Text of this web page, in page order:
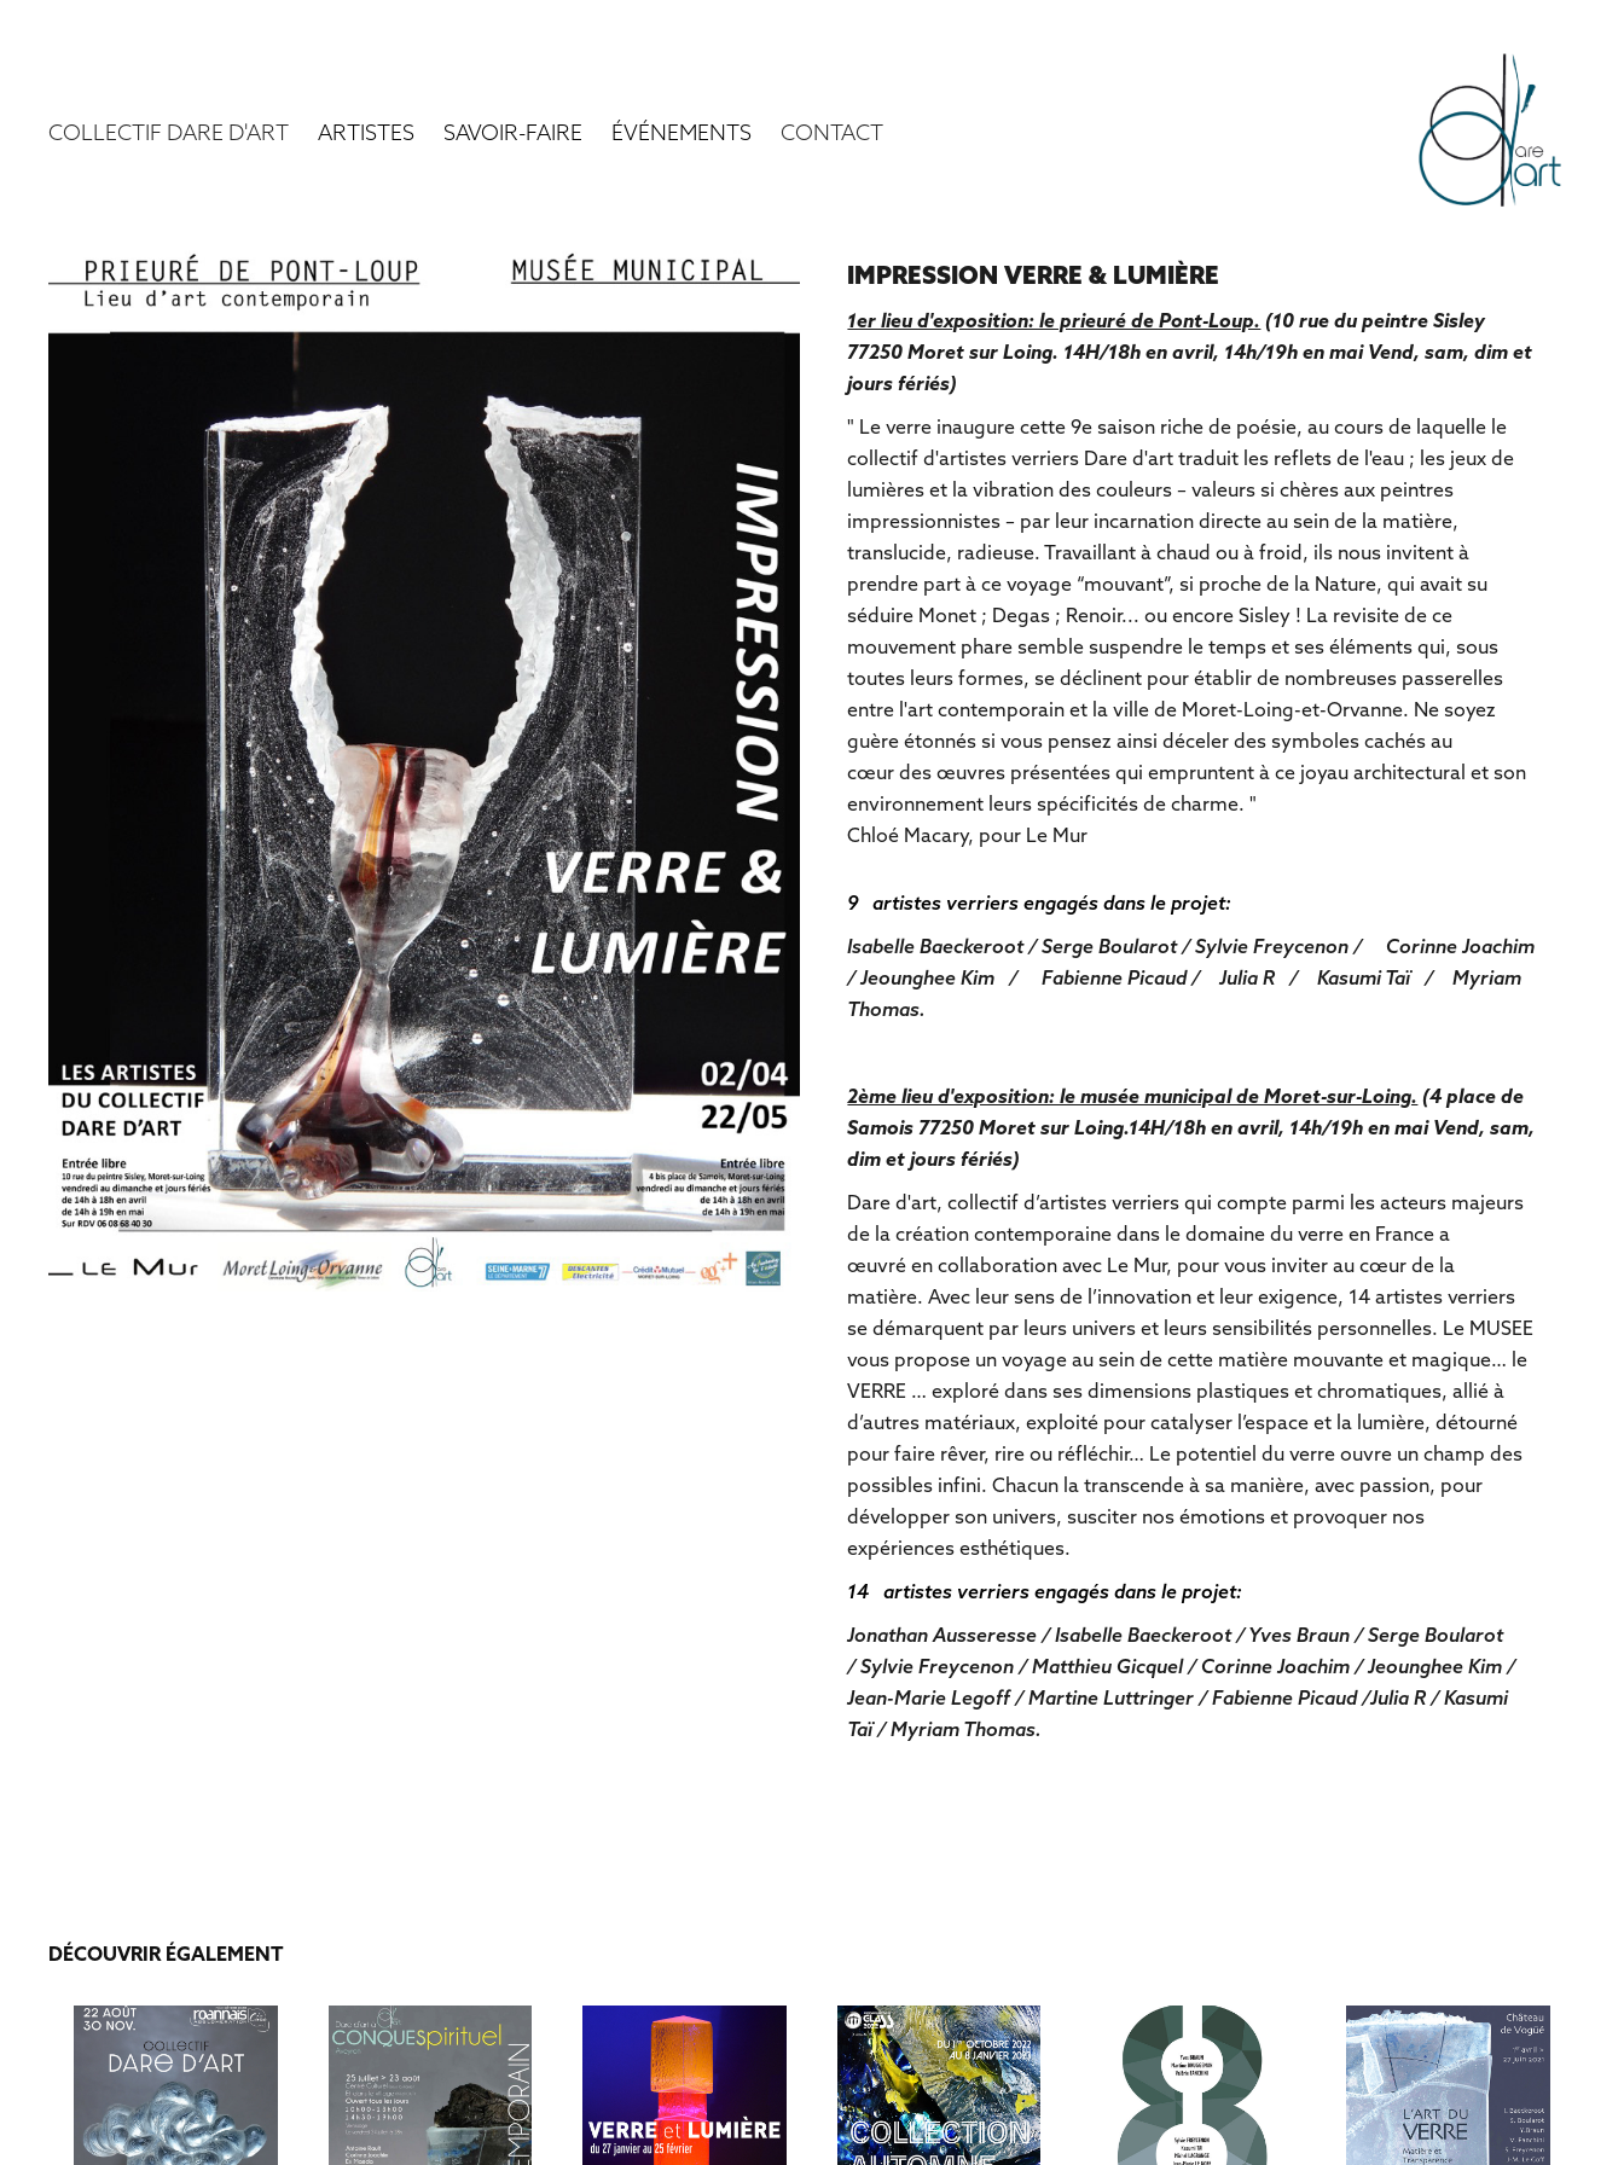
COLLECTIF DARE D'ART ARTISTES SAVOIR-FAIRE ÉVÉNEMENTS CONTACT
IMPRESSION VERRE & LUMIÈRE
1er lieu d'exposition: le prieuré de Pont-Loup. (10 rue du peintre Sisley
77250 Moret sur Loing. 14H/18h en avril, 14h/19h en mai Vend, sam, dim et
jours fériés)
" Le verre inaugure cette 9e saison riche de poésie, au cours de laquelle le
collectif d'artistes verriers Dare d'art traduit les reflets de l'eau ; les jeux de
lumières et la vibration des couleurs – valeurs si chères aux peintres
impressionnistes – par leur incarnation directe au sein de la matière,
translucide, radieuse. Travaillant à chaud ou à froid, ils nous invitent à
prendre part à ce voyage “mouvant”, si proche de la Nature, qui avait su
séduire Monet ; Degas ; Renoir... ou encore Sisley ! La revisite de ce
mouvement phare semble suspendre le temps et ses éléments qui, sous
toutes leurs formes, se déclinent pour établir de nombreuses passerelles
entre l'art contemporain et la ville de Moret-Loing-et-Orvanne. Ne soyez
guère étonnés si vous pensez ainsi déceler des symboles cachés au
cœur des œuvres présentées qui empruntent à ce joyau architectural et son
environnement leurs spécificités de charme. "
Chloé Macary, pour Le Mur
9 artistes verriers engagés dans le projet:
Isabelle Baeckeroot / Serge Boularot / Sylvie Freycenon / Corinne Joachim
/ Jeounghee Kim / Fabienne Picaud / Julia R / Kasumi Taï / Myriam
Thomas.
2ème lieu d'exposition: le musée municipal de Moret-sur-Loing. (4 place de
Samois 77250 Moret sur Loing.14H/18h en avril, 14h/19h en mai Vend, sam,
dim et jours fériés)
Dare d'art, collectif d’artistes verriers qui compte parmi les acteurs majeurs
de la création contemporaine dans le domaine du verre en France a
œuvré en collaboration avec Le Mur, pour vous inviter au cœur de la
matière. Avec leur sens de l’innovation et leur exigence, 14 artistes verriers
se démarquent par leurs univers et leurs sensibilités personnelles. Le MUSEE
vous propose un voyage au sein de cette matière mouvante et magique… le
VERRE … exploré dans ses dimensions plastiques et chromatiques, allié à
d’autres matériaux, exploité pour catalyser l’espace et la lumière, détourné
pour faire rêver, rire ou réfléchir… Le potentiel du verre ouvre un champ des
possibles infini. Chacun la transcende à sa manière, avec passion, pour
développer son univers, susciter nos émotions et provoquer nos
expériences esthétiques.
14 artistes verriers engagés dans le projet:
Jonathan Ausseresse / Isabelle Baeckeroot / Yves Braun / Serge Boularot
/ Sylvie Freycenon / Matthieu Gicquel / Corinne Joachim / Jeounghee Kim /
Jean-Marie Legoff / Martine Luttringer / Fabienne Picaud /Julia R / Kasumi
Taï / Myriam Thomas.
DÉCOUVRIR ÉGALEMENT
LA CURE 2024
CONQUES SPIRITUEL
2020
VIROFLAY 2018
COLLECTION AUTOMNE
ET VERRE
CHAMALIÈRES 2019 VOGÜÉ 2021